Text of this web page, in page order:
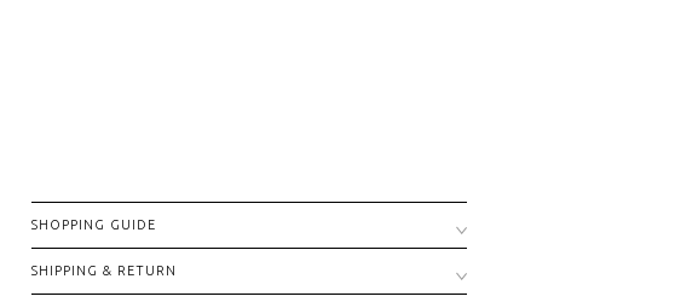
SHOPPING GUIDE
SHIPPING & RETURN